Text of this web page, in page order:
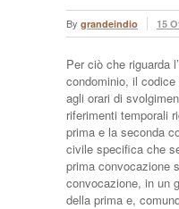
By grandeindio 15
Per ciò che riguarda
condominio, il
agli orari di
riferimenti temporali
prima e la seconda
civile specifica che
prima convocazione
convocazione, in un
della prima e,